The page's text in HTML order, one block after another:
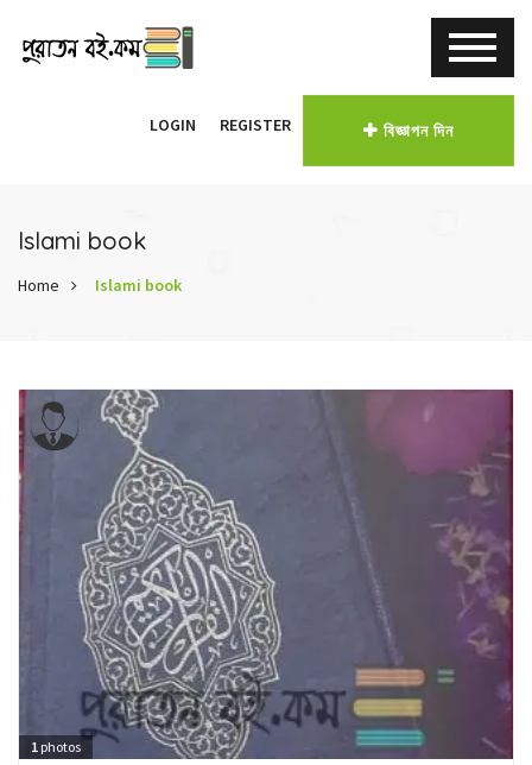
LOGIN REGISTER বিজ্ঞাপন দিন
Islami book
Home Islami book
1 photos